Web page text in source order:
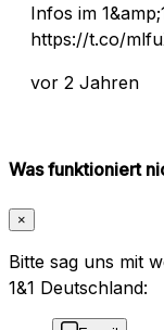
Infos im
https://t.co/
vor 2 Jahren
Was funktioniert
×
Bitte sag uns mit
1&1 Deutschland: